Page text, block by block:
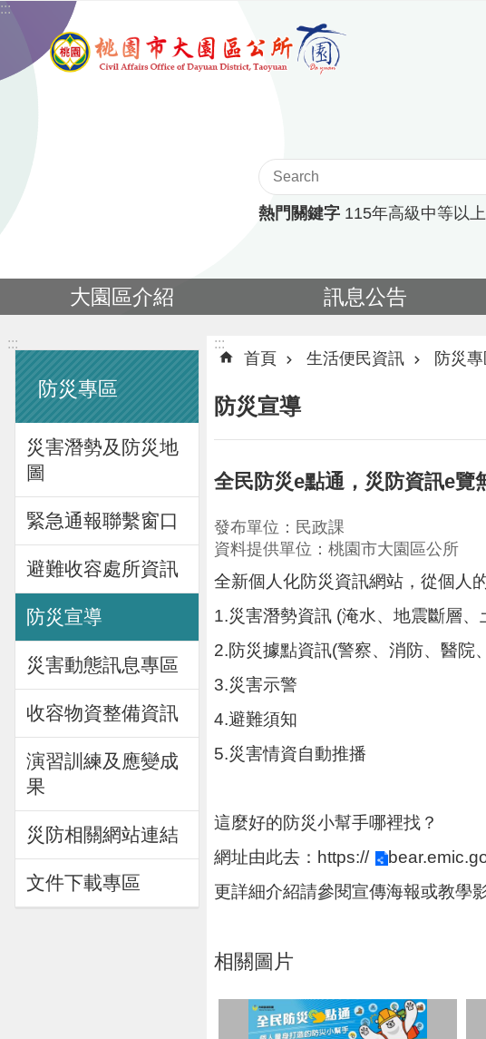
跳到主要內容區塊
:::
熱門關鍵字 115年高級中等以
大園區介紹 訊息公告
:::
防災專區
災害潛勢及防災地
圖
緊急通報聯繫窗口
避難收容處所資訊
防災宣導
災害動態訊息專區
收容物資整備資訊
演習訓練及應變成
果
災防相關網站連結
文件下載專區
:::
首頁 生活便民資訊 防災
防災宣導
全民防災e點通，災防資訊e覽
發布單位：民政課
資料提供單位：桃園市大園區公所
全新個人化防災資訊網站，從個人
1.災害潛勢資訊 (淹水、地震斷層、
2.防災據點資訊(警察、消防、醫院
3.災害示警
4.避難須知
5.災害情資自動推播
這麼好的防災小幫手哪裡找？
網址由此去： https://
更詳細介紹請參閱宣傳海報或教學
相關圖片